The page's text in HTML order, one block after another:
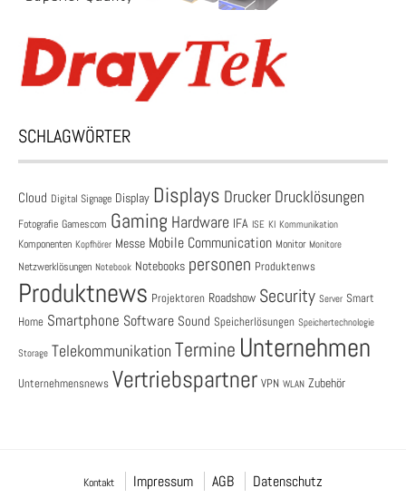
SCHLAGWÖRTER
Cloud Digital Signage Display Displays Drucker Drucklösungen
Fotografie Gamescom Gaming Hardware IFA ISE KI Kommunikation
Komponenten Kopfhörer Messe Mobile Communication Monitor Monitore
Netzwerklösungen Notebook Notebooks personen Produktenws
Produktnews Projektoren Roadshow Security Server Smart
Home Smartphone Software Sound Speicherlösungen Speichertechnologie
Storage Telekommunikation Termine Unternehmen
Unternehmensnews Vertriebspartner VPN WLAN Zubehör
Kontakt Impressum AGB Datenschutz